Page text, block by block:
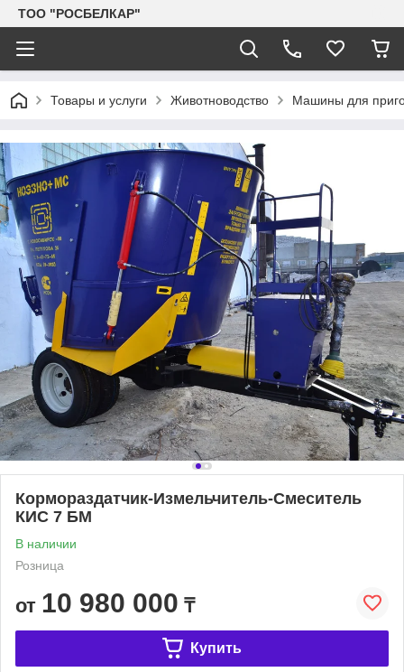
TOO "РОСБЕЛКАР"
Товары и услуги Животноводство Машины для
Кормораздатчик-Измельчитель-Смеситель
КИС 7 БМ
В наличии
Розница
от 10 980 000 ₸
Купить